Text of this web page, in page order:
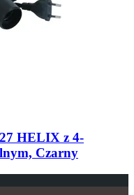
HELIX z 4-​
Czarny